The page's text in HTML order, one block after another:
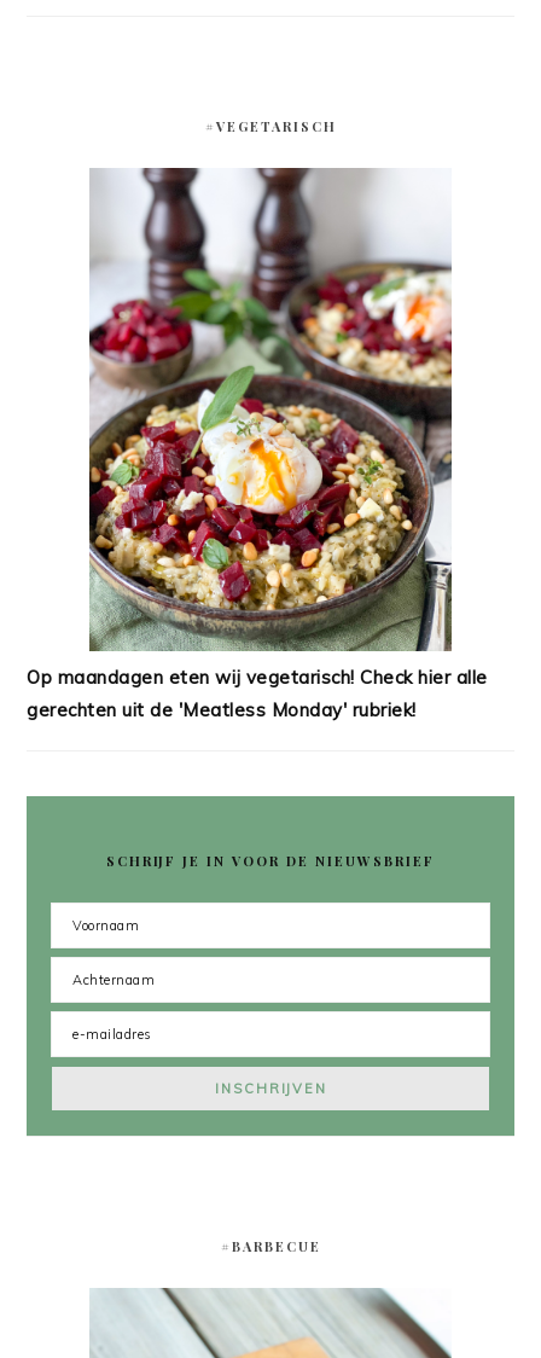
#VEGETARISCH
Op maandagen eten wij vegetarisch! Check hier alle
gerechten uit de 'Meatless Monday' rubriek!
SCHRIJF JE IN VOOR DE NIEUWSBRIEF
#BARBECUE